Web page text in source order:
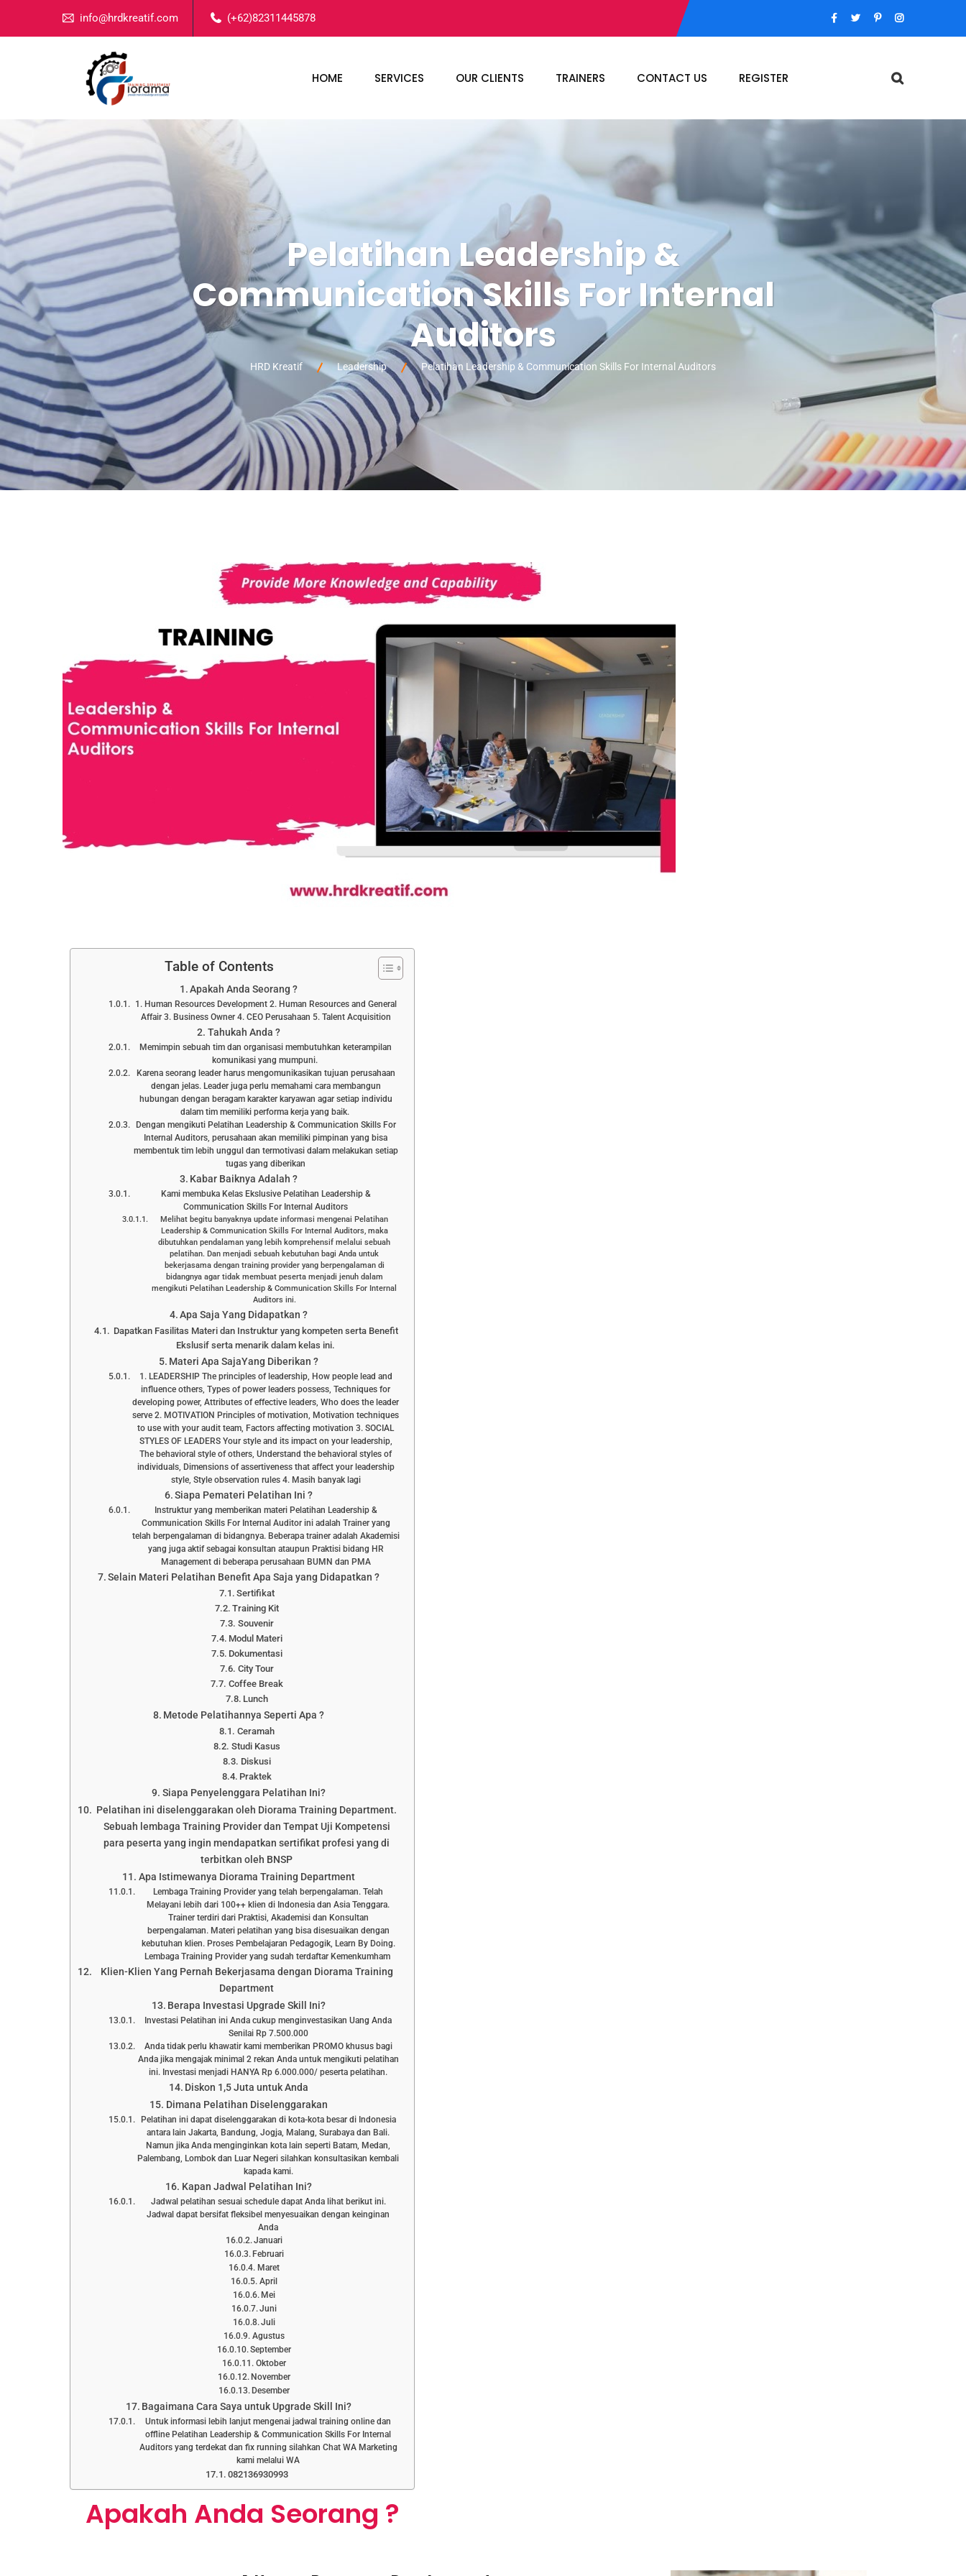
info@hrdkreatif.com (+62)82311445878
HOME SERVICES OUR CLIENTS TRAINERS CONTACT US REGISTER
Pelatihan Leadership &
Communication Skills For Internal
Auditors
HRD Kreatif Leadership Pelatihan Leadership & Communication Skills For Internal Auditors
Table of Contents
Apakah Anda Seorang ?
1. Human Resources Development 2. Human Resources and General
Affair 3. Business Owner 4. CEO Perusahaan 5. Talent Acquisition
Tahukah Anda ?
Memimpin sebuah tim dan organisasi membutuhkan keterampilan
komunikasi yang mumpuni.
Karena seorang leader harus mengomunikasikan tujuan perusahaan
dengan jelas. Leader juga perlu memahami cara membangun
hubungan dengan beragam karakter karyawan agar setiap individu
dalam tim memiliki performa kerja yang baik.
Dengan mengikuti Pelatihan Leadership & Communication Skills For
Internal Auditors, perusahaan akan memiliki pimpinan yang bisa
membentuk tim lebih unggul dan termotivasi dalam melakukan setiap
tugas yang diberikan
Kabar Baiknya Adalah ?
Kami membuka Kelas Ekslusive Pelatihan Leadership &
Communication Skills For Internal Auditors
Melihat begitu banyaknya update informasi mengenai Pelatihan
Leadership & Communication Skills For Internal Auditors, maka
dibutuhkan pendalaman yang lebih komprehensif melalui sebuah
pelatihan. Dan menjadi sebuah kebutuhan bagi Anda untuk
bekerjasama dengan training provider yang berpengalaman di
bidangnya agar tidak membuat peserta menjadi jenuh dalam
mengikuti Pelatihan Leadership & Communication Skills For Internal
Auditors ini.
Apa Saja Yang Didapatkan ?
Dapatkan Fasilitas Materi dan Instruktur yang kompeten serta Benefit
Ekslusif serta menarik dalam kelas ini.
Materi Apa SajaYang Diberikan ?
1. LEADERSHIP The principles of leadership, How people lead and
influence others, Types of power leaders possess, Techniques for
developing power, Attributes of effective leaders, Who does the leader
serve 2. MOTIVATION Principles of motivation, Motivation techniques
to use with your audit team, Factors affecting motivation 3. SOCIAL
STYLES OF LEADERS Your style and its impact on your leadership,
The behavioral style of others, Understand the behavioral styles of
individuals, Dimensions of assertiveness that affect your leadership
style, Style observation rules 4. Masih banyak lagi
Siapa Pemateri Pelatihan Ini ?
Instruktur yang memberikan materi Pelatihan Leadership &
Communication Skills For Internal Auditor ini adalah Trainer yang
telah berpengalaman di bidangnya. Beberapa trainer adalah Akademisi
yang juga aktif sebagai konsultan ataupun Praktisi bidang HR
Management di beberapa perusahaan BUMN dan PMA
Selain Materi Pelatihan Benefit Apa Saja yang Didapatkan ?
Sertifikat
Training Kit
Souvenir
Modul Materi
Dokumentasi
City Tour
Coffee Break
Lunch
Metode Pelatihannya Seperti Apa ?
Ceramah
Studi Kasus
Diskusi
Praktek
Siapa Penyelenggara Pelatihan Ini?
Pelatihan ini diselenggarakan oleh Diorama Training Department.
Sebuah lembaga Training Provider dan Tempat Uji Kompetensi
para peserta yang ingin mendapatkan sertifikat profesi yang di
terbitkan oleh BNSP
Apa Istimewanya Diorama Training Department
Lembaga Training Provider yang telah berpengalaman. Telah
Melayani lebih dari 100++ klien di Indonesia dan Asia Tenggara.
Trainer terdiri dari Praktisi, Akademisi dan Konsultan
berpengalaman. Materi pelatihan yang bisa disesuaikan dengan
kebutuhan klien. Proses Pembelajaran Pedagogik, Learn By Doing.
Lembaga Training Provider yang sudah terdaftar Kemenkumham
Klien-Klien Yang Pernah Bekerjasama dengan Diorama Training
Department
Berapa Investasi Upgrade Skill Ini?
Investasi Pelatihan ini Anda cukup menginvestasikan Uang Anda
Senilai Rp 7.500.000
Anda tidak perlu khawatir kami memberikan PROMO khusus bagi
Anda jika mengajak minimal 2 rekan Anda untuk mengikuti pelatihan
ini. Investasi menjadi HANYA Rp 6.000.000/ peserta pelatihan.
Diskon 1,5 Juta untuk Anda
Dimana Pelatihan Diselenggarakan
Pelatihan ini dapat diselenggarakan di kota-kota besar di Indonesia
antara lain Jakarta, Bandung, Jogja, Malang, Surabaya dan Bali.
Namun jika Anda menginginkan kota lain seperti Batam, Medan,
Palembang, Lombok dan Luar Negeri silahkan konsultasikan kembali
kapada kami.
Kapan Jadwal Pelatihan Ini?
Jadwal pelatihan sesuai schedule dapat Anda lihat berikut ini.
Jadwal dapat bersifat fleksibel menyesuaikan dengan keinginan
Anda
Januari
Februari
Maret
April
Mei
Juni
Juli
Agustus
September
Oktober
November
Desember
Bagaimana Cara Saya untuk Upgrade Skill Ini?
Untuk informasi lebih lanjut mengenai jadwal training online dan
offline Pelatihan Leadership & Communication Skills For Internal
Auditors yang terdekat dan fix running silahkan Chat WA Marketing
kami melalui WA
082136930993
Apakah Anda Seorang ?